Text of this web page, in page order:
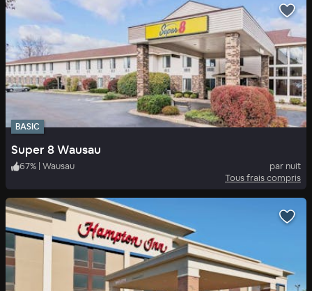
BASIC
Super 8 Wausau
67% | Wausau
par nuit
Tous frais compris